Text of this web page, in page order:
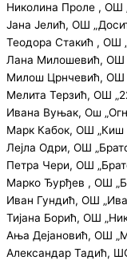
Николина Проле , ОШ
Јана Јелић, ОШ
Теодора Стакић , ОШ
Лана Милошевић, ОШ
Милош Црнчевић, ОШ
Мелита Терзић, ОШ
Ивана Вуњак, Ош
Марк Кабок, ОШ „Киш
Лејла Одри, ОШ
Петра Чери, ОШ
Марко Ђурђев , ОШ
Иван Гундић, ОШ
Тијана Борић, ОШ
Ања Дејановић, ОШ
Александар Тадић,